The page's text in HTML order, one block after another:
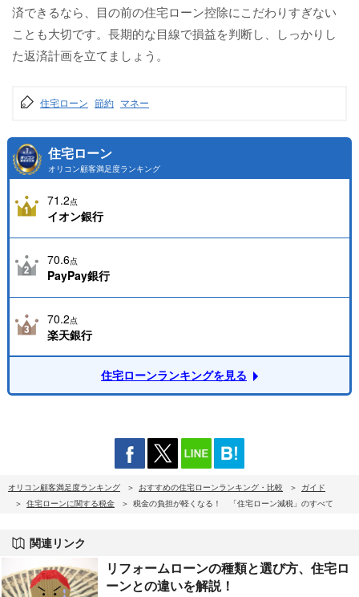
済できるなら、目の前の住宅ローン控除にこだわりすぎない
ことも大切です。長期的な目線で損益を判断し、しっかりし
た返済計画を立てましょう。
住宅ローン 節約 マネー
住宅ローン
オリコン顧客満足度ランキング
71.2点
イオン銀行
70.6点
PayPay銀行
70.2点
楽天銀行
住宅ローンランキングを見る
オリコン顧客満足度ランキング おすすめの住宅ローンランキング・比較
ガイド
住宅ローンに関する税金
税金の負担が軽くなる！ 「住宅ローン減税」のすべて
関連リンク
リフォームローンの種類と選び方、住宅ロ
ーンとの違いを解説！